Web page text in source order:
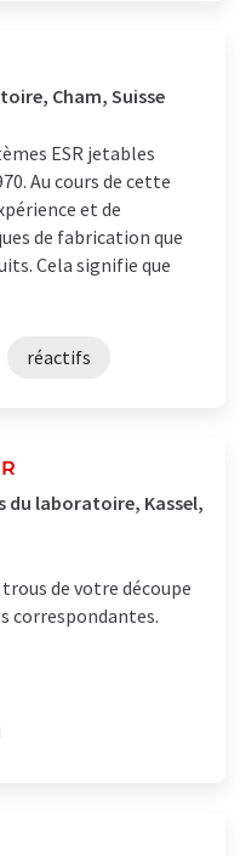
Cham, Suisse
ESR jetables
Au cours de cette
et de
de fabrication que
Cela signifie que
réactifs
du laboratoire, Kassel,
de votre découpe
correspondantes.